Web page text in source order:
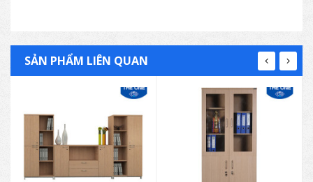
SẢN PHẨM LIÊN QUAN